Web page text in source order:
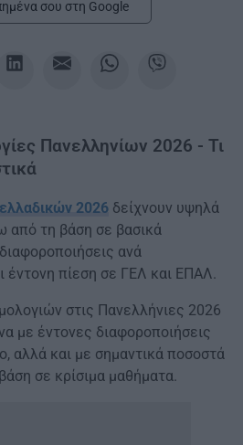
σου στη Google
Πανελληνίων 2026 - Τι
2026 δείχνουν υψηλά
από τη βάση σε βασικά
ανά
έντονη πίεση σε ΓΕΛ και ΕΠΑΛ.
στις Πανελλήνιες 2026
με έντονες διαφοροποιήσεις
αλλά και με σημαντικά ποσοστά
σε κρίσιμα μαθήματα.